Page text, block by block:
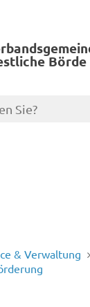
Börde
& Verwaltung